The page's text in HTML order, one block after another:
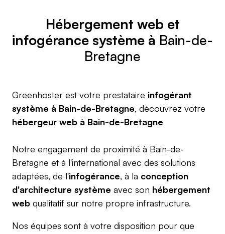
Hébergement web et
infogérance système à Bain-de-
Bretagne
Greenhoster est votre prestataire infogérant
système à Bain-de-Bretagne, découvrez votre
hébergeur web à Bain-de-Bretagne
Notre engagement de proximité à Bain-de-
Bretagne et à l'international avec des solutions
adaptées, de l'infogérance, à la conception
d'architecture système avec son hébergement
web qualitatif sur notre propre infrastructure.
Nos équipes sont à votre disposition pour que